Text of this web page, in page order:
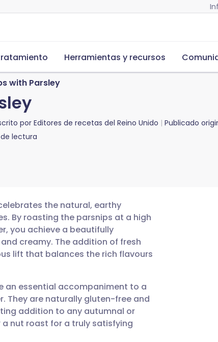
Herramientas y recursos
with Parsley
porEditores de recetas del Reino Unido Publicado
lectura
the natural, earthy
By roasting the parsnips at a high
you achieve a beautifully
creamy. The addition of fresh
lift that balances the rich flavours
an essential accompaniment to a
They are naturally gluten-free and
addition to any autumnal or
nut roast for a truly satisfying